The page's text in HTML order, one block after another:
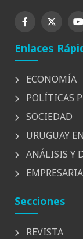
Enlaces
ECONOMÍA
POLÍTICAS
SOCIEDAD
URUGUAY
ANÁLISIS Y
Secciones
REVISTA